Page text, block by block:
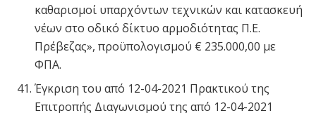
καθαρισμοί υπαρχόντων τεχνικών και κατασκευή
νέων στο οδικό δίκτυο αρμοδιότητας Π.Ε.
Πρέβεζας», προϋπολογισμού € 235.000,00 με
ΦΠΑ.
Έγκριση του από 12-04-2021 Πρακτικού της
Επιτροπής Διαγωνισμού της από 12-04-2021